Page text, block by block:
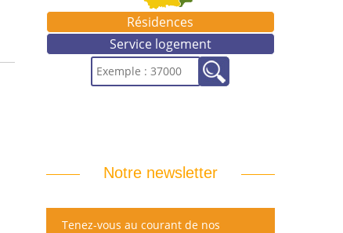
Résidences
Service logement
Notre newsletter
Tenez-vous au courant de nos